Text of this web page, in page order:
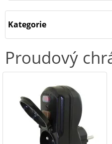
Kategorie
Proudový